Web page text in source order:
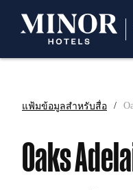
แฟ้มข้อมูลสำหรับสื่อ
Oaks